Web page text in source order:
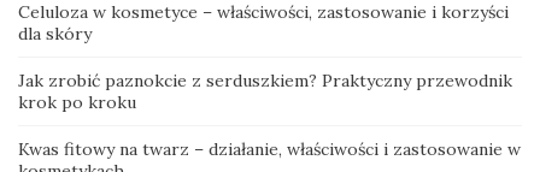
Celuloza w kosmetyce – właściwości, zastosowanie i korzyści
dla skóry
Jak zrobić paznokcie z serduszkiem? Praktyczny przewodnik
krok po kroku
Kwas fitowy na twarz – działanie, właściwości i zastosowanie w